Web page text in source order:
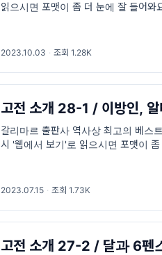
읽으시면 포맷이 좀 더 눈에 잘 들어와
2023.10.03 · 조회 1.28K
고전 소개 28-1 / 이방인, 알
갈리마르 출판사 역사상 최고의 베스
시 '웹에서 보기'로 읽으시면 포맷이 좀
2023.07.15 · 조회 1.73K
고전 소개 27-2 / 달과 6펜